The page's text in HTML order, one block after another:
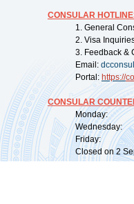
CONSULAR
1. General
2. Visa
3. Feedback &
Email:
Portal: https://
CONSULAR
Monday:
Wednesday:
Friday:
Closed on 2